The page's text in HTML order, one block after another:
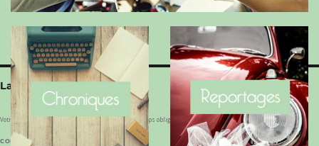
Laisser un commentaire
Votre adresse e-mail ne sera pas publiée. Les champs obligatoires sont indiqués avec*
COMMENTAIRE